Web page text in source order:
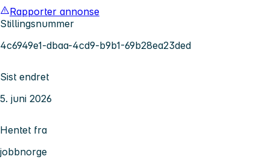
Rapporter annonse
Stillingsnummer
4c6949e1-dbaa-4cd9-b9b1-69b28ea23ded
Sist endret
5. juni 2026
Hentet fra
jobbnorge